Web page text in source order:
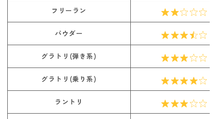
フリーラン
パウダー
グラトリ(弾き系)
グラトリ(乗り系)
ラントリ